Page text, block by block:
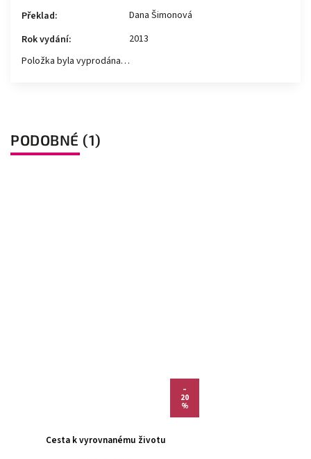
Překlad:
Dana Šimonová
Rok vydání:
2013
Položka byla vyprodána…
PODOBNÉ (1)
–
20
%
Cesta k vyrovnanému životu